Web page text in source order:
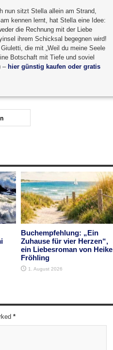
nun sitzt Stella allein am Strand,
kennen lernt, hat Stella eine Idee:
die Rechnung mit der Liebe
ihrem Schicksal begegnen wird!
die mit „Weil du meine Seele
Botschaft mit Tiefe und soviel
– hier günstig kaufen oder gratis
Buchempfehlung: „Ein
Zuhause für vier Herzen“,
ein Liebesroman von Heike
Fröhling
1. August 2026
*